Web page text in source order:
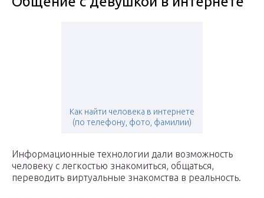
Как найти человека в интернете
(по телефону, фото, фамилии)
Информационные технологии дали возможность
человеку с легкостью знакомиться, общаться,
переводить виртуальные знакомства в реальность.